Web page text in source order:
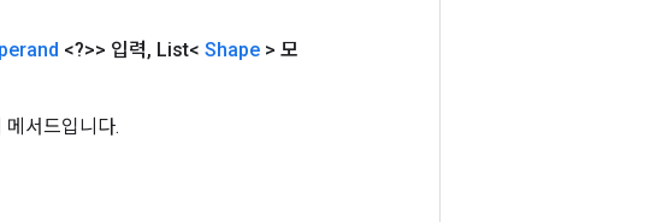
<?>> 입력, List< Shape > 모
서드입니다.